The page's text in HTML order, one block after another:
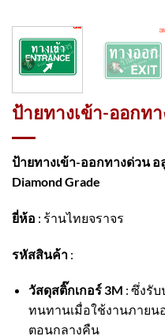
ป้ายทางเข้า-ออกท
ป้ายทางเข้า-ออกทางด่วน อ
Diamond Grade
ยี่ห้อ : ร้านไทยจราจร
รหัสสินค้า :
วัสดุสติ๊กเกอร์ 3M : ซึ่งรั
ทนทานเมื่อใช้งานภายน
ตอนกลางคืน